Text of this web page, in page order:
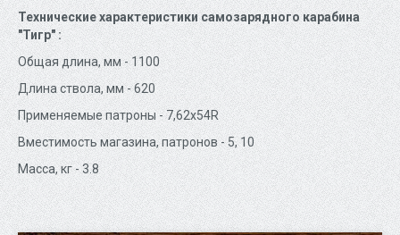
Технические характеристики самозарядного карабина
"Тигр" :
Общая длина, мм - 1100
Длина ствола, мм - 620
Применяемые патроны - 7,62x54R
Вместимость магазина, патронов - 5, 10
Масса, кг - 3.8